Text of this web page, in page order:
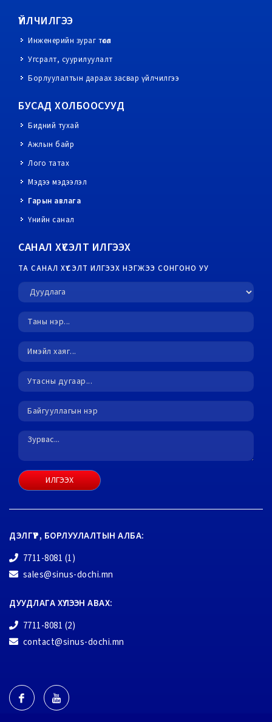
ҮЙЛЧИЛГЭЭ
Инженерийн зураг төсөл
Угсралт, суурилуулалт
Борлуулалтын дараах засвар үйлчилгээ
БУСАД ХОЛБООСУУД
Бидний тухай
Ажлын байр
Лого татах
Мэдээ мэдээлэл
Гарын авлага
Үнийн санал
САНАЛ ХҮСЭЛТ ИЛГЭЭХ
ТА САНАЛ ХҮСЭЛТ ИЛГЭЭХ НЭГЖЭЭ СОНГОНО УУ
ИЛГЭЭХ
ДЭЛГҮҮР, БОРЛУУЛАЛТЫН АЛБА:
7711-8081 (1)
sales@sinus-dochi.mn
ДУУДЛАГА ХҮЛЭЭН АВАХ:
7711-8081 (2)
contact@sinus-dochi.mn